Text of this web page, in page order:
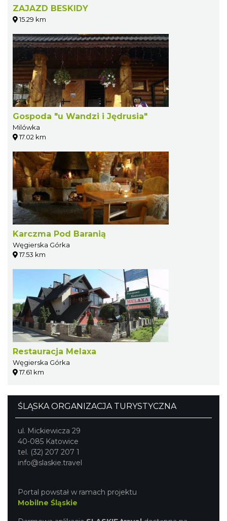
ZAJAZD BESKIDY
15.29 km
Gospoda "u Wandzi i Jędrusia"
Milówka
17.02 km
Karczma Pod Baranią
Węgierska Górka
17.53 km
Restauracja Melaxa
Węgierska Górka
17.61 km
ŚLĄSKA ORGANIZACJA TURYSTYCZNA
ul. Mickiewicza 29
40-085 Katowice
tel. (32) 207 207 1
info@slaskie.travel
Portal powstał w ramach projektu
Mobilne Śląskie